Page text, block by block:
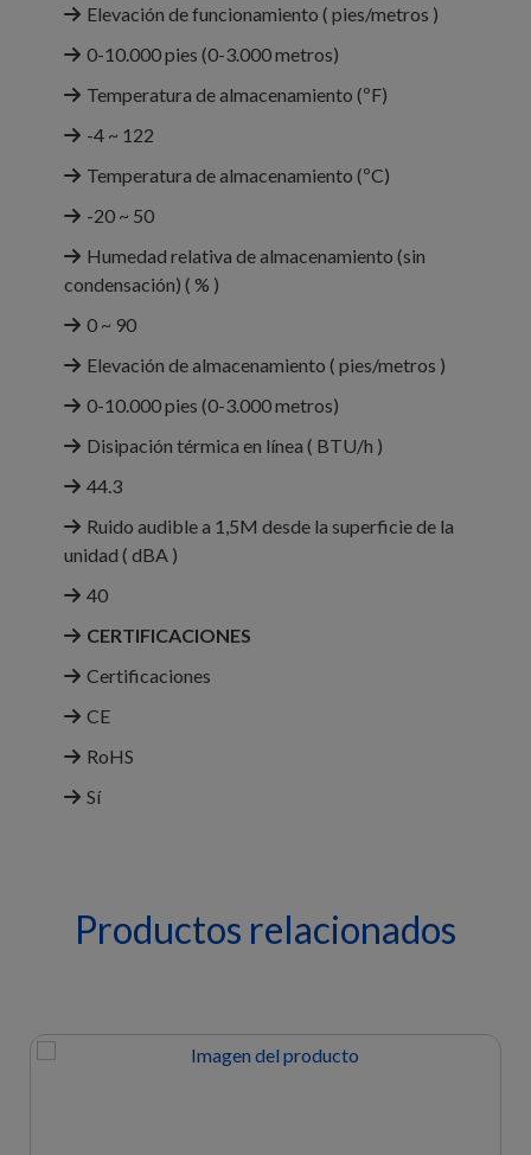
Elevación de funcionamiento ( pies/metros )
0-10.000 pies (0-3.000 metros)
Temperatura de almacenamiento (ºF)
-4 ~ 122
Temperatura de almacenamiento (ºC)
-20 ~ 50
Humedad relativa de almacenamiento (sin
condensación) ( % )
0 ~ 90
Elevación de almacenamiento ( pies/metros )
0-10.000 pies (0-3.000 metros)
Disipación térmica en línea ( BTU/h )
44.3
Ruido audible a 1,5M desde la superficie de la
unidad ( dBA )
40
CERTIFICACIONES
Certificaciones
CE
RoHS
Sí
Productos relacionados